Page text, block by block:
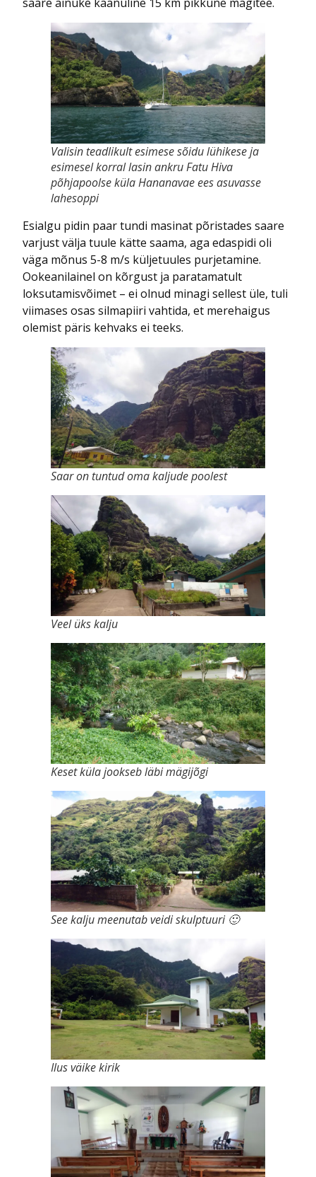
Valisin teadlikult esimese sõidu lühikese ja
esimesel korral lasin ankru Fatu Hiva
põhjapoolse küla Hananavae ees asuvasse
lahesoppi
Esialgu pidin paar tundi masinat põristades saare
varjust välja tuule kätte saama, aga edaspidi oli
väga mõnus 5-8 m/s küljetuules purjetamine.
Ookeanilainel on kõrgust ja paratamatult
loksutamisvõimet – ei olnud minagi sellest üle, tuli
viimases osas silmapiiri vahtida, et merehaigus
olemist päris kehvaks ei teeks.
Saar on tuntud oma kaljude poolest
Veel üks kalju
Keset küla jookseb läbi mägijõgi
See kalju meenutab veidi skulptuuri 🙂
Ilus väike kirik